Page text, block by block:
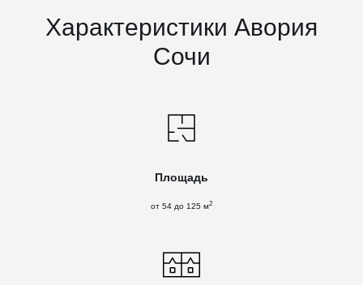
Характеристики Авория
Сочи
Площадь
от 54 до 125 м2